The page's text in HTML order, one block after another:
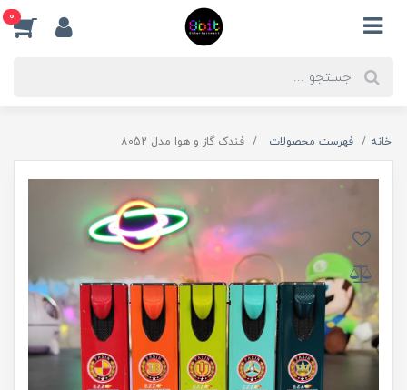
0
خانه فهرست محصولات فندک گاز و هوا مدل 8052